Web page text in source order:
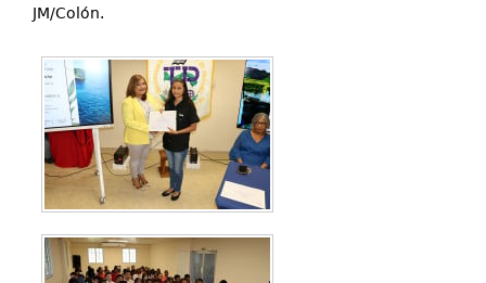
JM/Colón.